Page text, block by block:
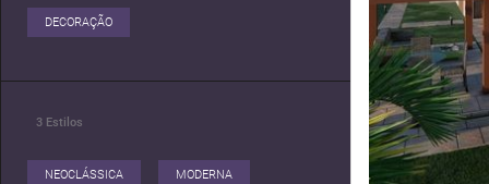
agregar outras parcerias com outros escritorios
DECORAÇÃO
3 Estilos
NEOCLÁSSICA MODERNA